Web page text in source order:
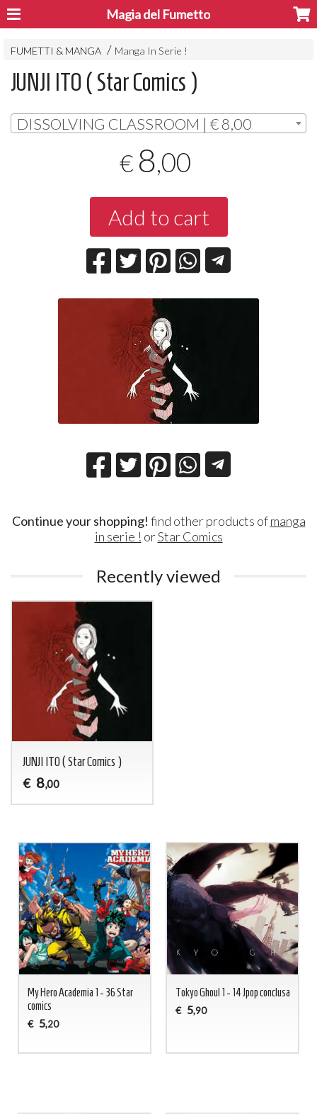
Magia del Fumetto
FUMETTI & MANGA Manga In Serie !
JUNJI ITO ( Star Comics )
DISSOLVING CLASSROOM | € 8,00
€ 8,00
Add to cart
Continue your shopping! find other products ofmanga
in serie ! orStar Comics
Recently viewed
JUNJI ITO ( Star Comics )
€ 8,00
My Hero Academia 1 - 36 Star
comics
€ 5,20
Tokyo Ghoul 1 - 14 Jpop conclusa
€ 5,90